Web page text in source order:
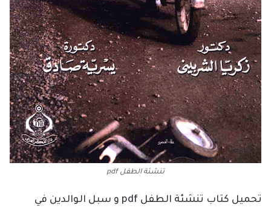
تنشئة الطفل pdf
تحميل كتاب تنشئة الطفل pdf و سبل الوالدين في